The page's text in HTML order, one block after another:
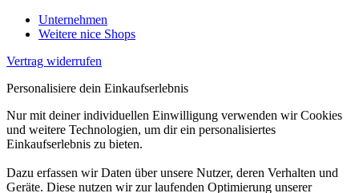
Unternehmen
Weitere nice Shops
Vertrag widerrufen
Personalisiere dein Einkaufserlebnis
Nur mit deiner individuellen Einwilligung verwenden wir Cookies
und weitere Technologien, um dir ein personalisiertes
Einkaufserlebnis zu bieten.
Dazu erfassen wir Daten über unsere Nutzer, deren Verhalten und
Geräte. Diese nutzen wir zur laufenden Optimierung unserer